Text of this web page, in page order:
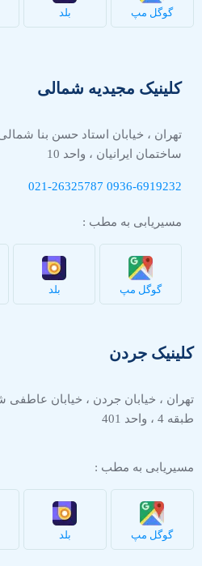
گوگل مپ بلد
کلینیک مجیدیه شمالی
تهران ، خیابان استاد حسن بنا
ساختمان ایرانیان ، واحد 10
0936-6919232
021-26325787
مسیریابی به مطب :
گوگل مپ بلد
کلینیک جردن
طبقه 4 ، واحد 401
مسیریابی به مطب :
گوگل مپ بلد